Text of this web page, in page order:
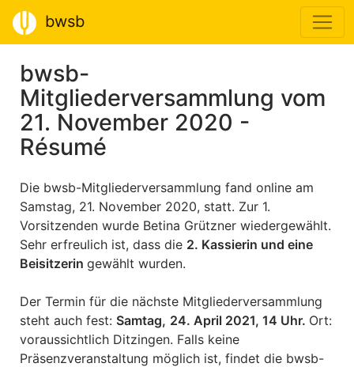
bwsb
bwsb-
Mitgliederversammlung vom
21. November 2020 -
Résumé
Die bwsb-Mitgliederversammlung fand online am
Samstag, 21. November 2020, statt. Zur 1.
Vorsitzenden wurde Betina Grützner wiedergewählt.
Sehr erfreulich ist, dass die 2. Kassierin und eine
Beisitzerin gewählt wurden.
Der Termin für die nächste Mitgliederversammlung
steht auch fest: Samtag, 24. April 2021, 14 Uhr. Ort:
voraussichtlich Ditzingen. Falls keine
Präsenzveranstaltung möglich ist, findet die bwsb-